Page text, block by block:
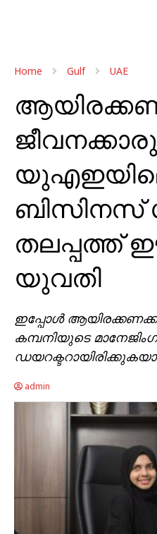
Home Gulf UAE
ബിസിനസ്
തലപ്പത്ത്
യുവതി
ഇപ്പോൾ
കമ്പനിയുടെ മാനേജിംഗ്
admin